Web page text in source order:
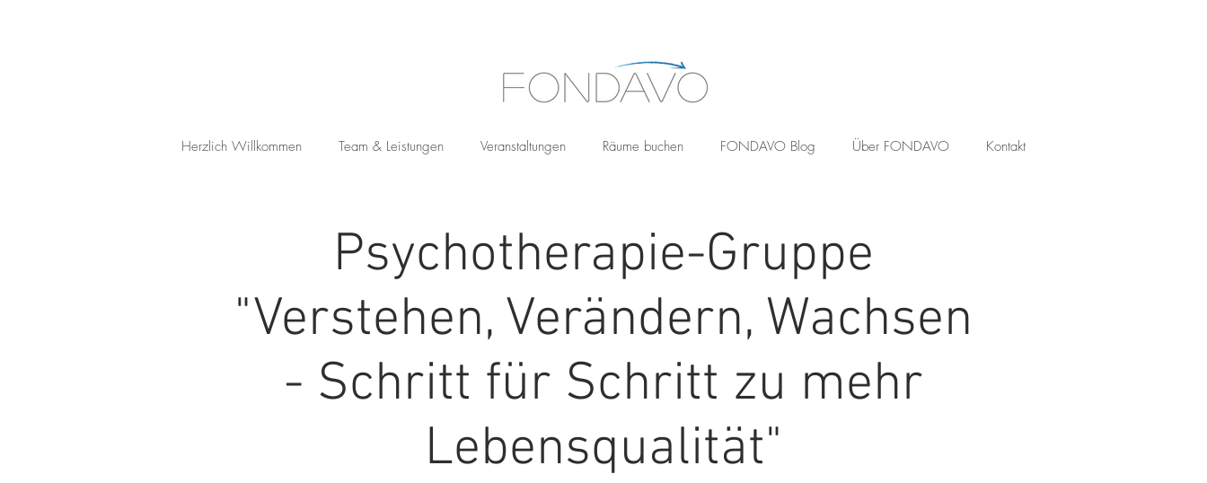
Herzlich Willkommen Team & Leistungen Veranstaltungen Räume buchen FONDAVO Blog Über FONDAVO Kontakt
Psychotherapie-Gruppe
"Verstehen, Verändern, Wachsen
- Schritt für Schritt zu mehr
Lebensqualität"